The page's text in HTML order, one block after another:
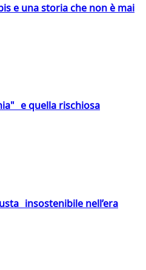
e una storia che non è mai
e quella rischiosa
insostenibile nell’era